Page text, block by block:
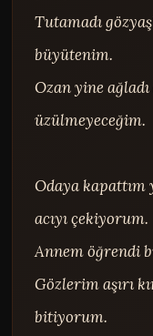
Tutamadı
büyütenim.
Ozan yine
üzülmeyeceğim.
Odaya kapattım
acıyı çekiyorum.
Annem öğrendi
Gözlerim aşırı
bitiyorum.